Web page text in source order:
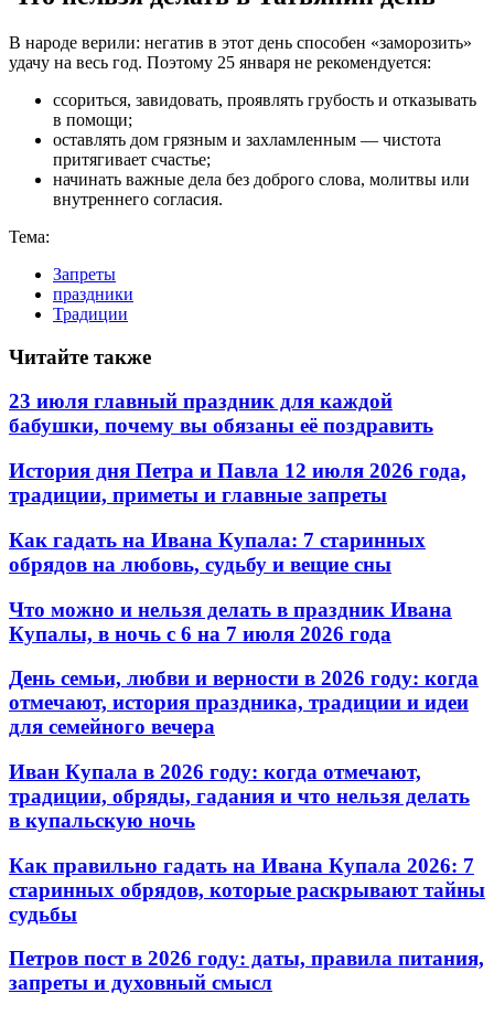
В народе верили: негатив в этот день способен «заморозить»
удачу на весь год. Поэтому 25 января не рекомендуется:
ссориться, завидовать, проявлять грубость и отказывать
в помощи;
оставлять дом грязным и захламленным — чистота
притягивает счастье;
начинать важные дела без доброго слова, молитвы или
внутреннего согласия.
Тема:
Запреты
праздники
Традиции
Читайте также
23 июля главный праздник для каждой
бабушки, почему вы обязаны её поздравить
История дня Петра и Павла 12 июля 2026 года,
традиции, приметы и главные запреты
Как гадать на Ивана Купала: 7 старинных
обрядов на любовь, судьбу и вещие сны
Что можно и нельзя делать в праздник Ивана
Купалы, в ночь с 6 на 7 июля 2026 года
День семьи, любви и верности в 2026 году: когда
отмечают, история праздника, традиции и идеи
для семейного вечера
Иван Купала в 2026 году: когда отмечают,
традиции, обряды, гадания и что нельзя делать
в купальскую ночь
Как правильно гадать на Ивана Купала 2026: 7
старинных обрядов, которые раскрывают тайны
судьбы
Петров пост в 2026 году: даты, правила питания,
запреты и духовный смысл